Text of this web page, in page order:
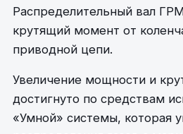
Распределительный вал
крутящий момент от
приводной цепи.
Увеличение мощности и
достигнуто по средствам
«Умной» системы, которая